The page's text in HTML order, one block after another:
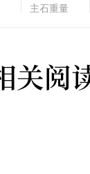
主石重量